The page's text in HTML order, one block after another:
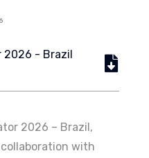
2026 - Brazil
2026 – Brazil,
collaboration with